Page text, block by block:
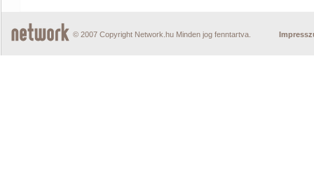
© 2007 Copyright Network.hu Minden jog fenntartva.